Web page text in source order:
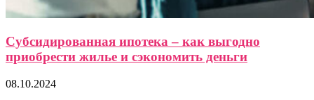
Субсидированная ипотека – как выгодно
приобрести жилье и сэкономить деньги
08.10.2024